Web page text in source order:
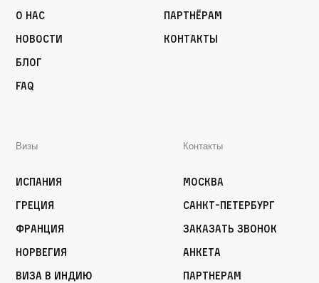
О нас
Новости
Блог
FAQ
Партнёрам
Контакты
Визы
Испания
Греция
Франция
Норвегия
Виза в Индию
Контакты
Москва
Санкт-Петербург
Заказать звонок
Анкета
Партнерам